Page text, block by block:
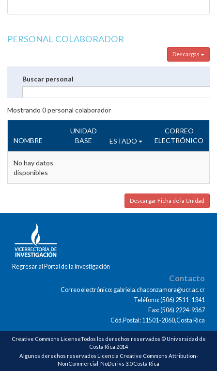
PERSONAL COLABORADOR
Descargas
Buscar personal
Mostrando 0personal colaborador
NOMBRE
UNIDAD
BASE
ESTADO
CORREO
ELECTRÓNICO
No hay datos
disponibles
Descargar Ficha de la Unidad
Regresar al Portal de la Investigación
Contacto
Correo electrónico: gabriela.chaconzamora@ucr.ac.cr
Teléfono: (506) 2511-1341
Fax: (506) 2224-9367
Cód.Postal: 11501-2060,Costa Rica
Creative Commons LicenseTodos los derechos reservados © Universidad de
Costa Rica 2014
Algunos derechos reservados Licencia Creative Commons Attribution-
NonCommercial-NoDerivs 3.0 Costa Rica